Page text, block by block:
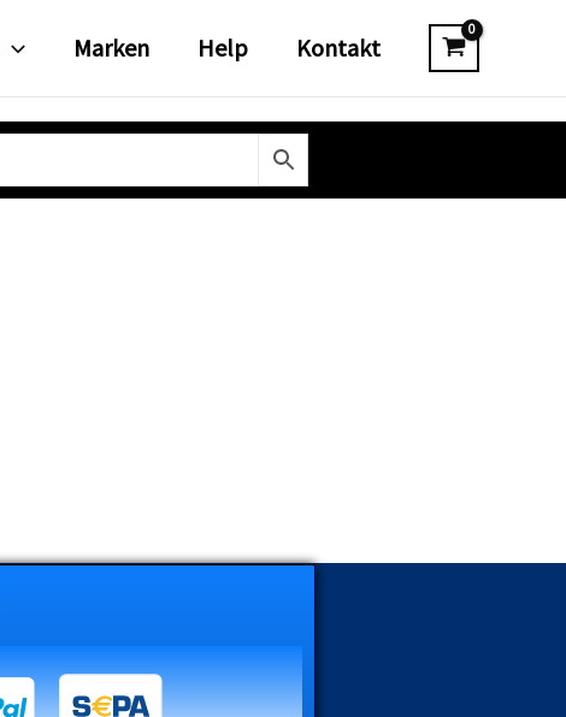
Marken Help Kontakt